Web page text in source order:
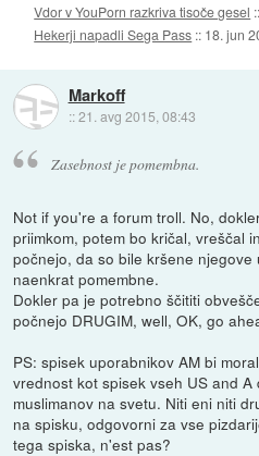
Vdor v YouPorn razkriva tisoče gesel
Hekerji napadli Sega Pass :: 18. jun
Markoff
::21. avg 2015, 08:43
Zasebnost je pomembna.
Not if you're a forum troll. No,
priimkom, potem bo kričal, vreščal
počnejo, da so bile kršene
naenkrat pomembne.
Dokler pa je potrebno ščititi
počnejo DRUGIM, well, OK, go
PS: spisek uporabnikov AM bi
vrednost kot spisek vseh US and
muslimanov na svetu. Niti eni niti
na spisku, odgovorni za vse
tega spiska, n'est pas?